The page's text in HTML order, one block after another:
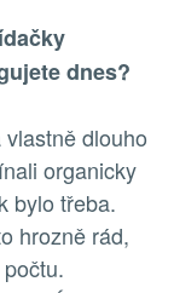
dnes?
dlouho
organicky
bylo třeba.
hrozně rád,